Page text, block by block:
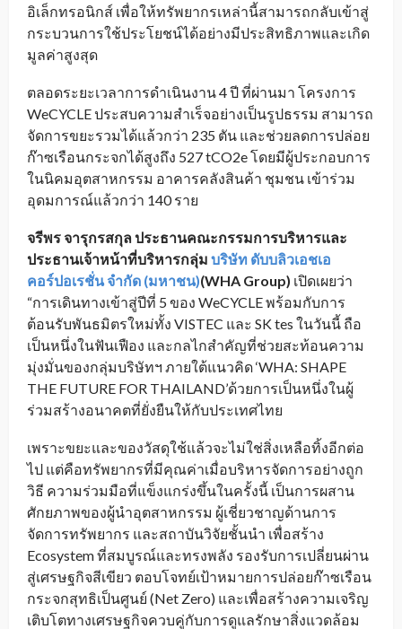
อิเล็กทรอนิกส์ เพื่อให้ทรัพยากรเหล่านี้สามารถกลับเข้าสู่
กระบวนการใช้ประโยชน์ได้อย่างมีประสิทธิภาพและเกิด
มูลค่าสูงสุด
ตลอดระยะเวลาการดำเนินงาน 4 ปี ที่ผ่านมา โครงการ
WeCYCLE ประสบความสำเร็จอย่างเป็นรูปธรรม สามารถ
จัดการขยะรวมได้แล้วกว่า 235 ตัน และช่วยลดการปล่อย
ก๊าซเรือนกระจกได้สูงถึง 527 tCO2e โดยมีผู้ประกอบการ
ในนิคมอุตสาหกรรม อาคารคลังสินค้า ชุมชน เข้าร่วม
อุดมการณ์แล้วกว่า 140 ราย
จรีพร จารุกรสกุล ประธานคณะกรรมการบริหารและ
ประธานเจ้าหน้าที่บริหารกลุ่ม บริษัท ดับบลิวเอชเอ
คอร์ปอเรชั่น จำกัด (มหาชน)(WHA Group) เปิดเผยว่า
“การเดินทางเข้าสู่ปีที่ 5 ของ WeCYCLE พร้อมกับการ
ต้อนรับพันธมิตรใหม่ทั้ง VISTEC และ SK tes ในวันนี้ ถือ
เป็นหนึ่งในฟันเฟือง และกลไกสำคัญที่ช่วยสะท้อนความ
มุ่งมั่นของกลุ่มบริษัทฯ ภายใต้แนวคิด ‘WHA: SHAPE
THE FUTURE FOR THAILAND’ด้วยการเป็นหนึ่งในผู้
ร่วมสร้างอนาคตที่ยั่งยืนให้กับประเทศไทย
เพราะขยะและของวัสดุใช้แล้วจะไม่ใช่สิ่งเหลือทิ้งอีกต่อ
ไป แต่คือทรัพยากรที่มีคุณค่าเมื่อบริหารจัดการอย่างถูก
วิธี ความร่วมมือที่แข็งแกร่งขึ้นในครั้งนี้ เป็นการผสาน
ศักยภาพของผู้นำอุตสาหกรรม ผู้เชี่ยวชาญด้านการ
จัดการทรัพยากร และสถาบันวิจัยชั้นนำ เพื่อสร้าง
Ecosystem ที่สมบูรณ์และทรงพลัง รองรับการเปลี่ยนผ่าน
สู่เศรษฐกิจสีเขียว ตอบโจทย์เป้าหมายการปล่อยก๊าซเรือน
กระจกสุทธิเป็นศูนย์ (Net Zero) และเพื่อสร้างความเจริญ
เติบโตทางเศรษฐกิจควบคู่กับการดูแลรักษาสิ่งแวดล้อม